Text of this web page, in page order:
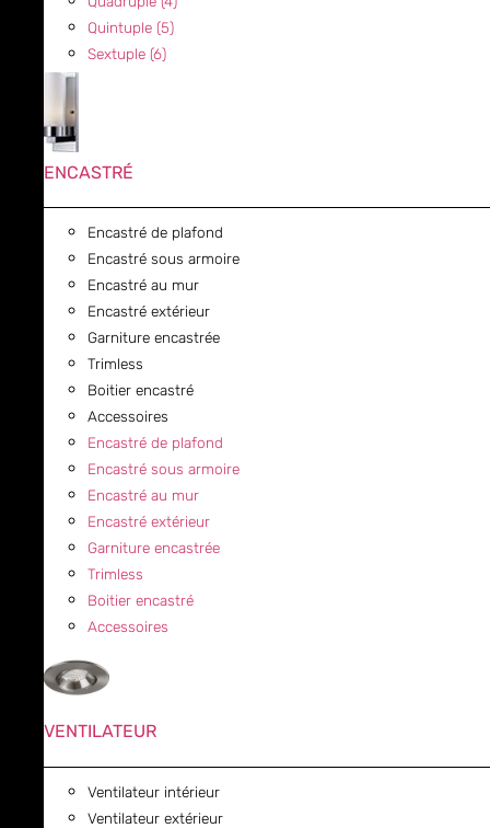
Quintuple (5)
Sextuple (6)
ENCASTRÉ
Encastré de plafond
Encastré sous armoire
Encastré au mur
Encastré extérieur
Garniture encastrée
Trimless
Boitier encastré
Accessoires
Encastré de plafond
Encastré sous armoire
Encastré au mur
Encastré extérieur
Garniture encastrée
Trimless
Boitier encastré
Accessoires
VENTILATEUR
Ventilateur intérieur
Ventilateur extérieur